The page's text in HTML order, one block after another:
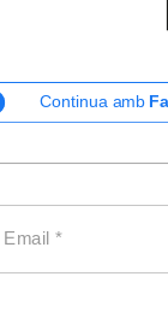
Continua amb